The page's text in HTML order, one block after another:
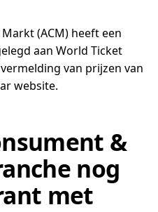
(ACM) heeft een
aan World Ticket
van prijzen van
website.
&
nog
met